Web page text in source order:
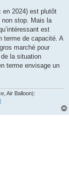
en 2024) est plutôt
non stop. Mais la
est
terme de capacité. A
marché pour
la situation
terme envisage un
Air Balloon):